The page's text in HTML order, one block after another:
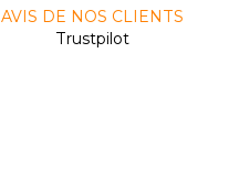
AVIS DE NOS CLIENTS
Trustpilot